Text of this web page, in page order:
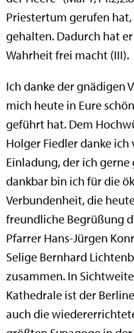
Priestertum gerufen hat,
gehalten. Dadurch hat
Wahrheit frei macht (III).
Ich danke der gnädigen
mich heute in Eure
geführt hat. Dem
Holger Fiedler danke
Einladung, der ich
dankbar bin ich für die
Verbundenheit, die
freundliche Begrüßung
Pfarrer Hans-Jürgen
Selige Bernhard
zusammen. In
Kathedrale ist der
auch die